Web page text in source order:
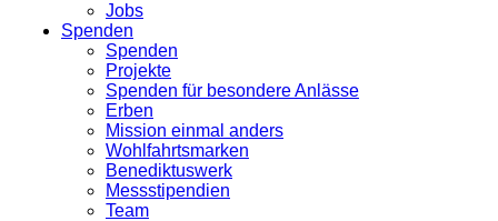
Jobs
Spenden
Spenden
Projekte
Spenden für besondere Anlässe
Erben
Mission einmal anders
Wohlfahrtsmarken
Benediktuswerk
Messstipendien
Team